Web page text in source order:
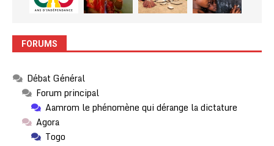
FORUMS
Débat Général
Forum principal
Aamrom le phénomène qui dérange la dictature
Agora
Togo